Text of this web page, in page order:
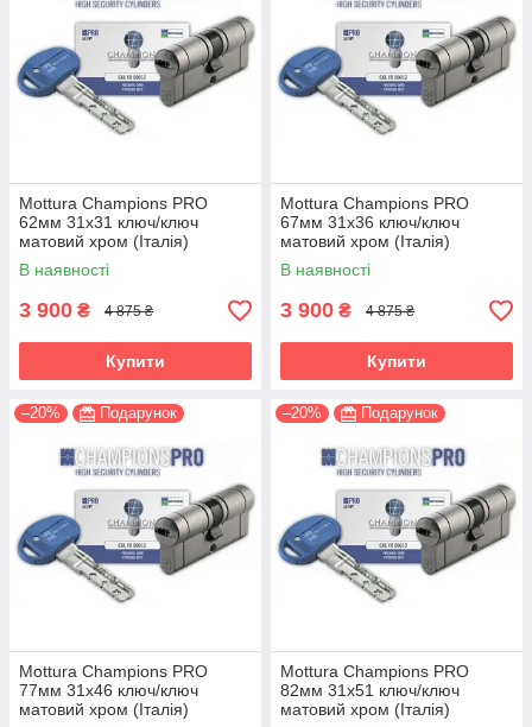
Mottura Champions PRO
62мм 31х31 ключ/ключ
матовий хром (Італія)
В наявності
3 900 ₴ 4 875 ₴
Купити
Mottura Champions PRO
67мм 31х36 ключ/ключ
матовий хром (Італія)
В наявності
3 900 ₴ 4 875 ₴
Купити
–20% Подарунок
Mottura Champions PRO
77мм 31х46 ключ/ключ
матовий хром (Італія)
–20% Подарунок
Mottura Champions PRO
82мм 31х51 ключ/ключ
матовий хром (Італія)